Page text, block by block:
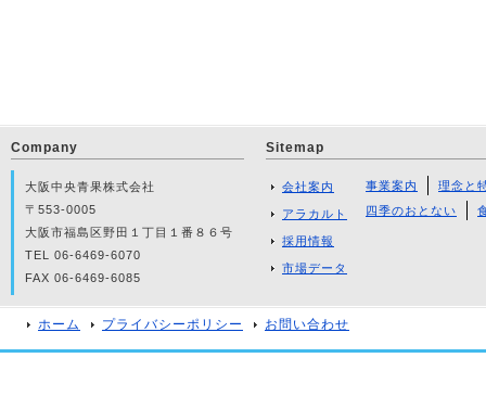
Sitemap
会社案内
アラカルト
採用情報
市場データ
事業案内
理念と
四季のおとない
Company
大阪中央青果株式会社
〒553-0005
大阪市福島区野田１丁目１番８６号
TEL 06-6469-6070
FAX 06-6469-6085
ホーム プライバシーポリシー お問い合わせ